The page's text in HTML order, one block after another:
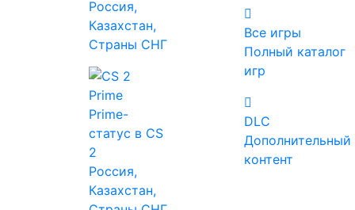
Россия,
Казахстан,
Страны СНГ
Prime-
статус в CS
2
Россия,
Казахстан,
Все игры
Полный каталог
игр
DLC
Дополнительный
контент
Платформа
Windows
MAC
Linux
Режим игры
Для одного игрока
Для нескольких игроков
Против игроков
Против игроков (по сети)